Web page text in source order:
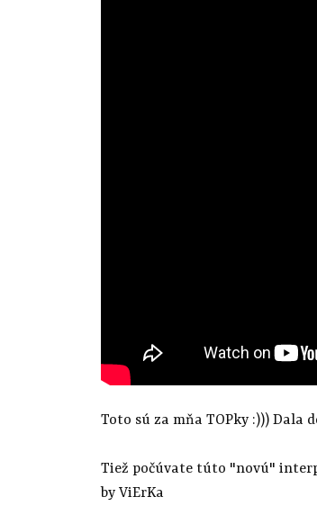
Toto sú za mňa TOPky :)))
Tiež počúvate túto "novú"
by ViErKa